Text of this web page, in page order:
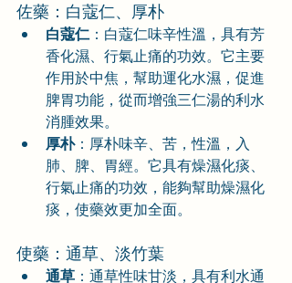
佐藥：白蔻仁、厚朴
白蔻仁：白蔻仁味辛性溫，具有芳
香化濕、行氣止痛的功效。它主要
作用於中焦，幫助運化水濕，促進
脾胃功能，從而增強三仁湯的利水
消腫效果。
厚朴：厚朴味辛、苦，性溫，入
肺、脾、胃經。它具有燥濕化痰、
行氣止痛的功效，能夠幫助燥濕化
痰，使藥效更加全面。
使藥：通草、淡竹葉
通草 ：通草性味甘淡，具有利水通